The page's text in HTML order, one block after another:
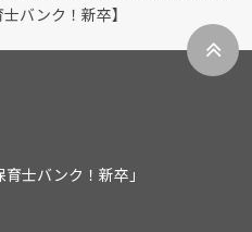
バンク！新卒】
士バンク！新卒」